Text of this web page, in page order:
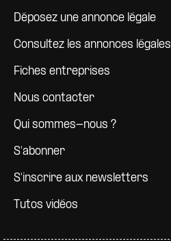
Déposez une annonce légale
Consultez les annonces légales
Fiches entreprises
Nous contacter
Qui sommes-nous ?
S'abonner
S'inscrire aux newsletters
Tutos vidéos